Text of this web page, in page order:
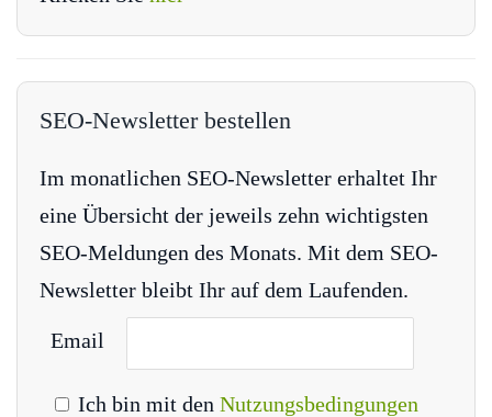
SEO-Newsletter bestellen
Im monatlichen SEO-Newsletter erhaltet Ihr
eine Übersicht der jeweils zehn wichtigsten
SEO-Meldungen des Monats. Mit dem SEO-
Newsletter bleibt Ihr auf dem Laufenden.
Email
Ich bin mit den Nutzungsbedingungen